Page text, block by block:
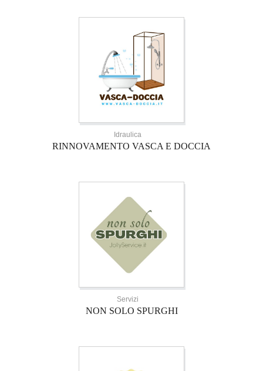
Idraulica
RINNOVAMENTO VASCA E DOCCIA
Servizi
NON SOLO SPURGHI